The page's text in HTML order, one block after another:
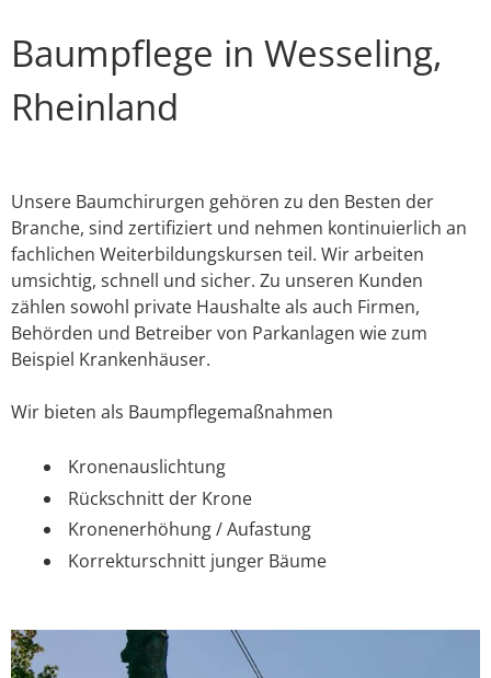
Baumpflege in Wesseling,
Rheinland
Unsere Baumchirurgen gehören zu den Besten der
Branche, sind zertifiziert und nehmen kontinuierlich an
fachlichen Weiterbildungskursen teil. Wir arbeiten
umsichtig, schnell und sicher. Zu unseren Kunden
zählen sowohl private Haushalte als auch Firmen,
Behörden und Betreiber von Parkanlagen wie zum
Beispiel Krankenhäuser.
Wir bieten als Baumpflegemaßnahmen
Kronenauslichtung
Rückschnitt der Krone
Kronenerhöhung / Aufastung
Korrekturschnitt junger Bäume